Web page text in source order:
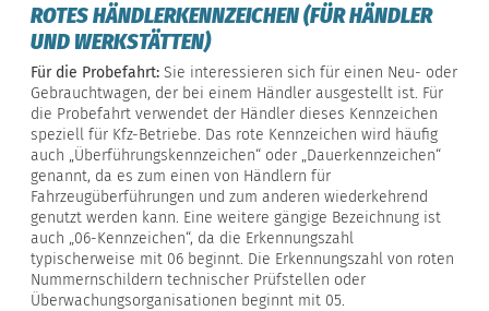
ROTES HÄNDLERKENNZEICHEN (FÜR HÄNDLER
UND WERKSTÄTTEN)
Für die Probefahrt: Sie interessieren sich für einen Neu- oder
Gebrauchtwagen, der bei einem Händler ausgestellt ist. Für
die Probefahrt verwendet der Händler dieses Kennzeichen
speziell für Kfz-Betriebe. Das rote Kennzeichen wird häufig
auch „Überführungskennzeichen“ oder „Dauerkennzeichen“
genannt, da es zum einen von Händlern für
Fahrzeugüberführungen und zum anderen wiederkehrend
genutzt werden kann. Eine weitere gängige Bezeichnung ist
auch „06-Kennzeichen“, da die Erkennungszahl
typischerweise mit 06 beginnt. Die Erkennungszahl von roten
Nummernschildern technischer Prüfstellen oder
Überwachungsorganisationen beginnt mit 05.